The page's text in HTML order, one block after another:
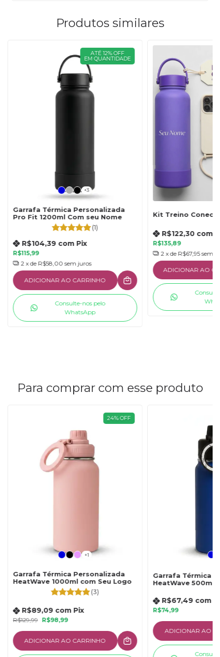
Produtos similares
ATÉ 12% OFF
EM QUANTIDADE
+3
Garrafa Térmica Personalizada
Pro Fit 1200ml Com seu Nome
(1)
R$115,99
R$104,39 com Pix
2 x de R$58,00 sem juros
ADICIONAR AO CARRINHO
Consulte-nos pelo
WhatsApp
Kit Treino
R$135,89
R$122,30 com
2 x de R$67,95 sem
ADICIONAR AO
Para comprar com esse produto
24%OFF
+1
Garrafa Térmica Personalizada
HeatWave 1000ml com Seu Logo
(3)
R$129,99 R$98,99
R$89,09 com Pix
ADICIONAR AO CARRINHO
Garrafa Térmica
HeatWave 500ml
R$74,99
R$67,49 com
ADICIONAR AO